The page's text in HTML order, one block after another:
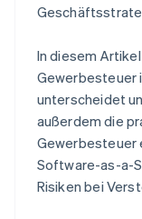
In diesem
Gewerbesteuer
unterscheidet
außerdem die
Gewerbesteuer
Software-as-a-
Risiken bei